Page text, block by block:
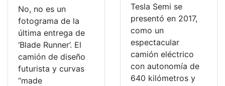
No, no es un
fotograma de la
última entrega de
‘Blade Runner’. El
camión de diseño
futurista y curvas
“made
Tesla Semi se
presentó en 2017,
como un
espectacular
camión eléctrico
con autonomía de
640 kilómetros y